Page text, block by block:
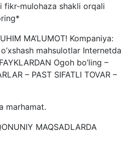
fikr-mulohaza shakli orqali
MA’LUMOT! Kompaniya:
mahsulotlar Internetda
Ogoh bo’ling –
– PAST SIFATLI TOVAR –
marhamat.
MAQSADLARDA